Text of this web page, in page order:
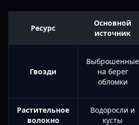
Ресурс
Основной
источник
Гвозди
Выброшенные
на берег
обломки
Растительное
волокно
Водоросли и
кусты